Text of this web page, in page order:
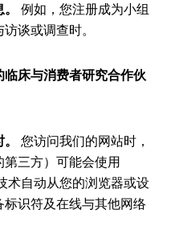
例如，您注册成为小组
谈或调查时。
床与消费者研究合作伙
您访问我们的网站时，
三方）可能会使用
术自动从您的浏览器或设
识符及在线与其他网络